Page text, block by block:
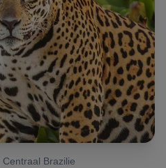
Brazilie